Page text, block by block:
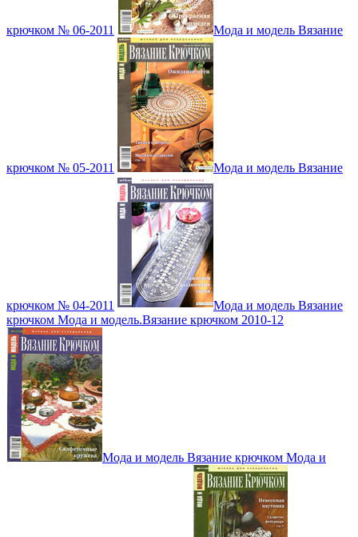
крючком № 06-2011 Мода и модель Вязание
крючком № 05-2011 Мода и модель Вязание
крючком № 04-2011
Мода и модель Вязание
крючком Мода и модель.Вязание крючком 2010-12
Мода и модель Вязание крючком Мода и